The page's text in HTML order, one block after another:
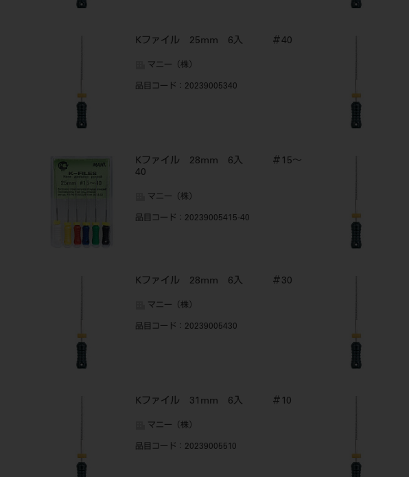
Kファイル 25mm 6入 ＃40
マニー（株）
品目コード ：20239005340
Kファイル 28mm 6入 ＃15～
40
マニー（株）
品目コード ：20239005415-40
Kファイル 28mm 6入 ＃30
マニー（株）
品目コード ：20239005430
Kファイル 31mm 6入 ＃10
マニー（株）
品目コード ：20239005510